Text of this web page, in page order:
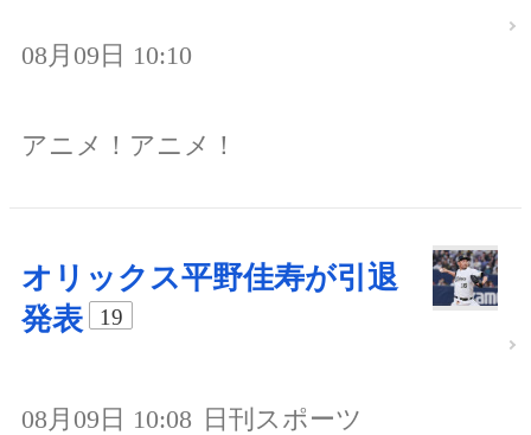
08月09日 10:10
アニメ！アニメ！
オリックス平野佳寿が引退
発表
19
08月09日 10:08 日刊スポーツ